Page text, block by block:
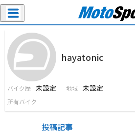
hayatonic
バイク歴 未設定 地域 未設定
所有バイク
投稿記事